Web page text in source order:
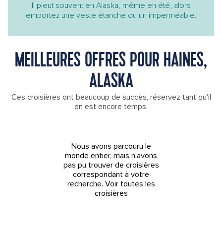
Il pleut souvent en Alaska, même en été, alors
emportez une veste étanche ou un imperméable.
MEILLEURES OFFRES POUR HAINES,
ALASKA
Ces croisières ont beaucoup de succès, réservez tant qu'il
en est encore temps.
Nous avons parcouru le
monde entier, mais n'avons
pas pu trouver de croisières
correspondant à votre
recherche. Voir toutes les
croisières